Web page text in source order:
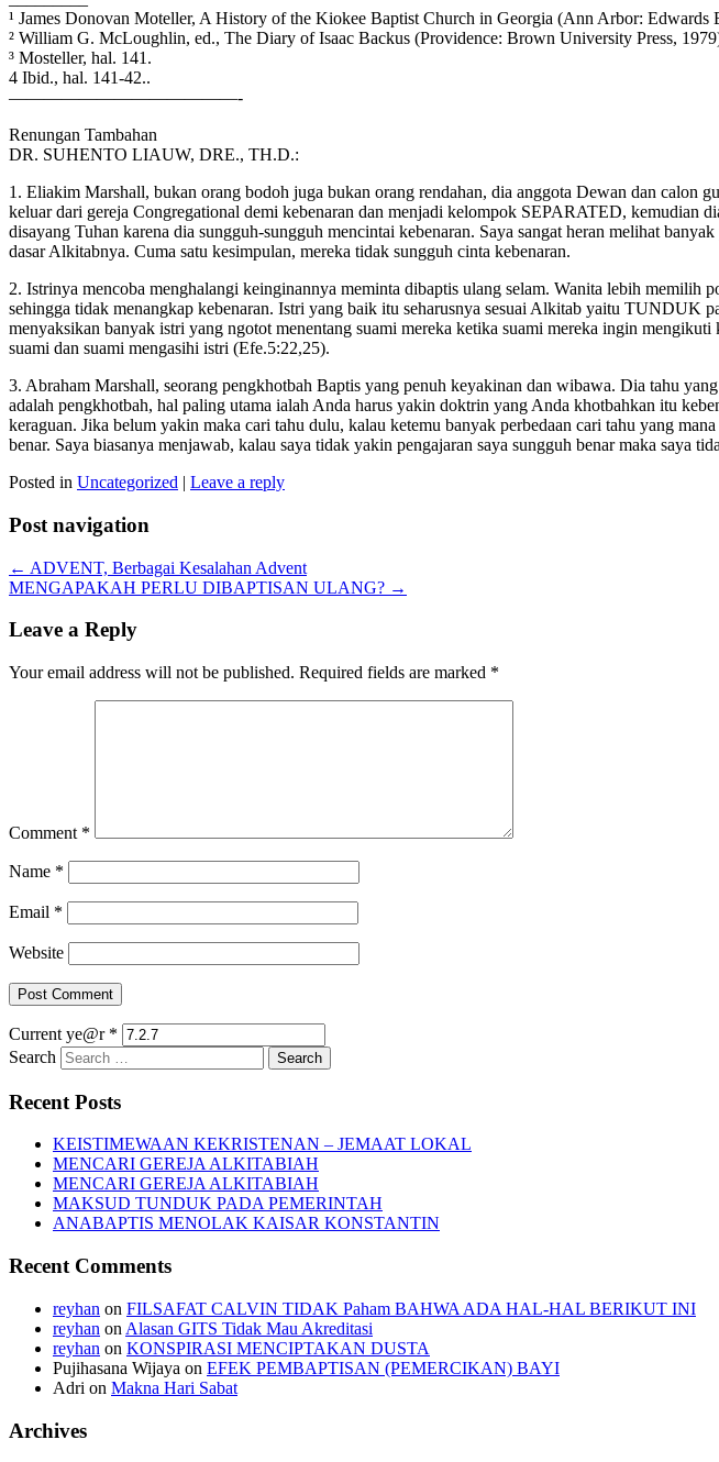
¹ James Donovan Moteller, A History of the Kiokee Baptist Church in Georgia (Ann Arbor: Edwards
² William G. McLoughlin, ed., The Diary of Isaac Backus (Providence: Brown University Press,
³ Mosteller, hal. 141.
4 Ibid., hal. 141-42..
—————————————-
Renungan Tambahan
DR. SUHENTO LIAUW, DRE., TH.D.:
1. Eliakim Marshall, bukan orang bodoh juga bukan orang rendahan, dia anggota Dewan dan calon
keluar dari gereja Congregational demi kebenaran dan menjadi kelompok SEPARATED, kemudian
disayang Tuhan karena dia sungguh-sungguh mencintai kebenaran. Saya sangat heran melihat
dasar Alkitabnya. Cuma satu kesimpulan, mereka tidak sungguh cinta kebenaran.
2. Istrinya mencoba menghalangi keinginannya meminta dibaptis ulang selam. Wanita lebih memilih
sehingga tidak menangkap kebenaran. Istri yang baik itu seharusnya sesuai Alkitab yaitu TUNDUK
menyaksikan banyak istri yang ngotot menentang suami mereka ketika suami mereka ingin
suami dan suami mengasihi istri (Efe.5:22,25).
3. Abraham Marshall, seorang pengkhotbah Baptis yang penuh keyakinan dan wibawa. Dia tahu
adalah pengkhotbah, hal paling utama ialah Anda harus yakin doktrin yang Anda khotbahkan itu
keraguan. Jika belum yakin maka cari tahu dulu, kalau ketemu banyak perbedaan cari tahu yang
benar. Saya biasanya menjawab, kalau saya tidak yakin pengajaran saya sungguh benar maka saya
Posted in Uncategorized | Leave a reply
Post navigation
← ADVENT, Berbagai Kesalahan Advent
MENGAPAKAH PERLU DIBAPTISAN ULANG? →
Leave a Reply
Your email address will not be published. Required fields are marked *
Comment *
Name *
Email *
Website
Current ye@r *
Search
Recent Posts
KEISTIMEWAAN KEKRISTENAN – JEMAAT LOKAL
MENCARI GEREJA ALKITABIAH
MENCARI GEREJA ALKITABIAH
MAKSUD TUNDUK PADA PEMERINTAH
ANABAPTIS MENOLAK KAISAR KONSTANTIN
Recent Comments
reyhan on FILSAFAT CALVIN TIDAK Paham BAHWA ADA HAL-HAL BERIKUT INI
reyhan on Alasan GITS Tidak Mau Akreditasi
reyhan on KONSPIRASI MENCIPTAKAN DUSTA
Pujihasana Wijaya on EFEK PEMBAPTISAN (PEMERCIKAN) BAYI
Adri on Makna Hari Sabat
Archives